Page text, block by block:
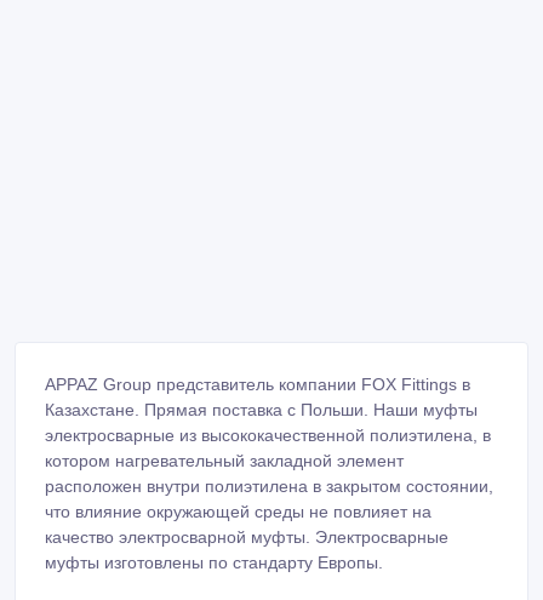
APPAZ Group представитель компании FOX Fittings в
Казахстане. Прямая поставка с Польши. Наши муфты
электросварные из высококачественной полиэтилена, в
котором нагревательный закладной элемент
расположен внутри полиэтилена в закрытом состоянии,
что влияние окружающей среды не повлияет на
качество электросварной муфты. Электросварные
муфты изготовлены по стандарту Европы.